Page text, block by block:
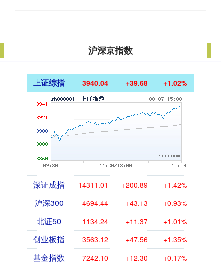
沪深京指数
上证综指 3940.04 +39.68 +1.02%
深证成指 14311.01 +200.89 +1.42%
沪深300 4694.44 +43.13 +0.93%
北证50 1134.24 +11.37 +1.01%
创业板指 3563.12 +47.56 +1.35%
基金指数 7242.10 +12.30 +0.17%